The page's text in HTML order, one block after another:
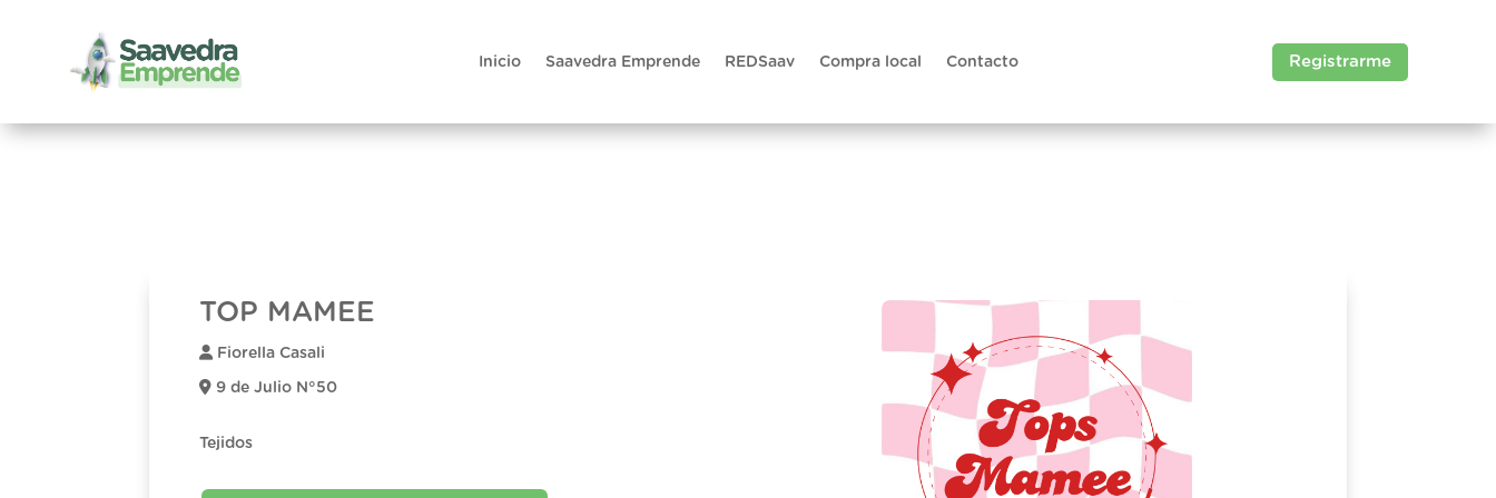
Inicio Saavedra Emprende REDSaav Compra local Contacto Registrarme
TOP MAMEE
Fiorella Casali
9 de Julio N°50
Tejidos